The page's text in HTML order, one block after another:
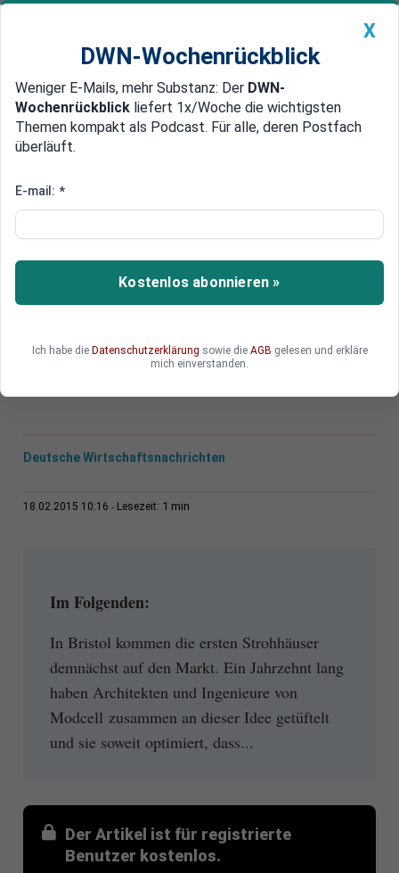
Newsticker MEIN DWN: Geldanlage Premium
Edelmetalle DWN-Magazin China
90 Prozent besser isoliert
Günstiges Baumaterial: Häuser
aus Strohballen sparen Strom
Häuser sollen künftig aus Strohballen statt aus
Deutschland halten die Stroh-Fertighäuser nun in
Deutsche Wirtschaftsnachrichten
18.02.2015 10:16 Lesezeit: 1 min
Im Folgenden:
In Bristol kommen die ersten Strohhäuser
demnächst auf den Markt. Ein Jahrzehnt lang
haben Architekten und Ingenieure von
Modcell zusammen an dieser Idee getüftelt
und sie soweit optimiert, dass...
Der Artikel ist für registrierte
Benutzer kostenlos.
X
DWN-Wochenrückblick
Weniger E-Mails, mehr Substanz: Der DWN-
Wochenrückblick liefert 1x/Woche die wichtigsten
Themen kompakt als Podcast. Für alle, deren Postfach
überläuft.
E-mail: *
Kostenlos abonnieren »
Ich habe die Datenschutzerklärung sowie die AGB gelesen und erkläre
mich einverstanden.